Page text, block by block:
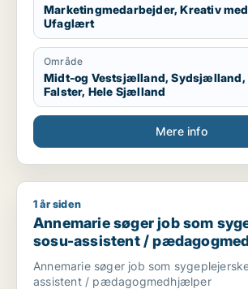
Kompetencer:
- Certifikat fra kurser som Content
HomeyMedia og Online UGC Academy.
- Canva
- Office
- Outlook
- Mine kompetencer fra stilling som
Marketingmedarbejder, Kreativ
Ufaglært
Område
Midt-og Vestsjælland, Sydsjælland,
Falster, Hele Sjælland
Mere info
Annemarie søger job som
1 år siden
Annemarie søger job som
sosu-assistent /
Annemarie søger job som
assistent / pædagogmedhjælper